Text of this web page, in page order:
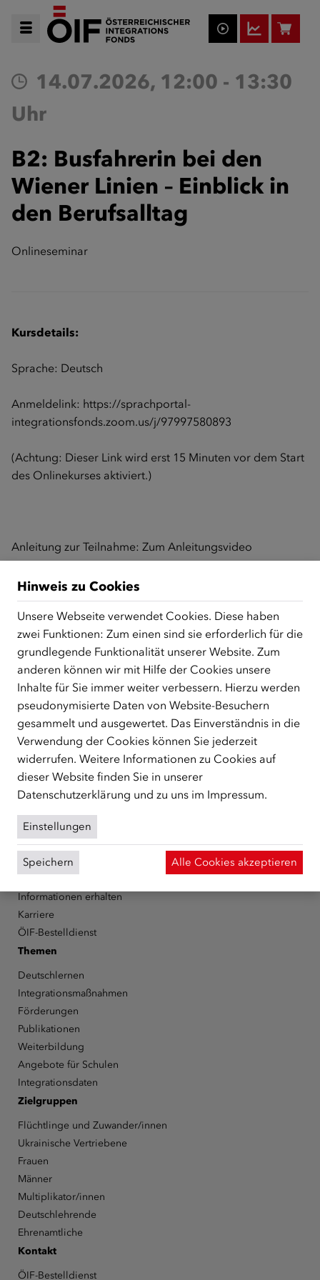
14.07.2026, 12:00 - 13:30
Uhr
B2: Busfahrerin bei den
Wiener Linien – Einblick in
den Berufsalltag
Onlineseminar
Kursdetails:
Sprache: Deutsch
Anmeldelink: https://sprachportal-
integrationsfonds.zoom.us/j/97997580893
(Achtung: Dieser Link wird erst 15 Minuten vor dem Start
des Onlinekurses aktiviert.)
Anleitung zur Teilnahme: Zum Anleitungsvideo
Zurück zur Übersicht
ÜBER UNS
Der Österreichische Integrationsfonds (ÖIF) ist ein Fonds der
Republik Österreich, der Flüchtlinge, subsidiär
Schutzberechtigte, Vertriebene sowie Zuwander/innen als
zentrale Anlaufstelle bei der Integration in Österreich
unterstützt.
mehr
FacebookYouTubeInstagramLinkedIn
Über den ÖIF
Der Österreichische Integrationsfonds (ÖIF)
Organigramm
Informationen erhalten
Karriere
ÖIF-Bestelldienst
Themen
Deutschlernen
Integrationsmaßnahmen
Förderungen
Publikationen
Weiterbildung
Angebote für Schulen
Integrationsdaten
Zielgruppen
Flüchtlinge und Zuwander/innen
Ukrainische Vertriebene
Frauen
Männer
Multiplikator/innen
Deutschlehrende
Ehrenamtliche
Kontakt
ÖIF-Bestelldienst
Hinweis zu Cookies
Unsere Webseite verwendet Cookies. Diese haben
zwei Funktionen: Zum einen sind sie erforderlich für die
grundlegende Funktionalität unserer Website. Zum
anderen können wir mit Hilfe der Cookies unsere
Inhalte für Sie immer weiter verbessern. Hierzu werden
pseudonymisierte Daten von Website-Besuchern
gesammelt und ausgewertet. Das Einverständnis in die
Verwendung der Cookies können Sie jederzeit
widerrufen. Weitere Informationen zu Cookies auf
dieser Website finden Sie in unserer
Datenschutzerklärung und zu uns im Impressum.
Einstellungen
Speichern Alle Cookies akzeptieren